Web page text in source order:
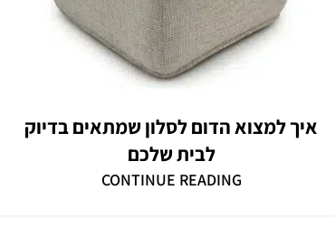
איך למצוא הדום לסלון שמתאים בדיוק
לבית שלכם
CONTINUE READING